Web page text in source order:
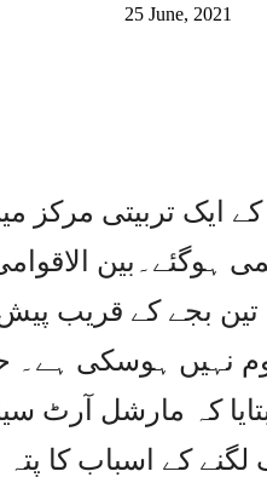
25 June, 2021
ایک تربیتی مرکز
سے کم از کم 18افراد ہلاک اور 16زخمی
بجے کے قریب پیش
نہیں ہوسکی
کہ مارشل آرٹ
کے اسباب کا پتہ